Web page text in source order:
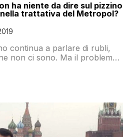
ha niente da dire sul pizzino
trattativa del Metropol?
continua a parlare di rubli,
non ci sono. Ma il problema
serviva a far arrivare
Salvini non ha mai